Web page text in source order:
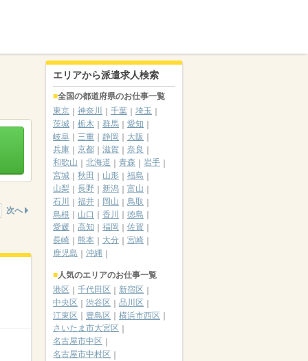
次へ
エリアから派遣求人検索
全国の都道府県のお仕事一覧
東京
神奈川 千葉
埼玉
茨城
栃木 群馬
愛知
岐阜
三重 静岡
大阪
兵庫
京都 滋賀
奈良
和歌山
北海道 青森
岩手
宮城
秋田 山形
福島
山梨
長野 新潟
富山
石川
福井 岡山
鳥取
島根
山口 香川
徳島
愛媛
高知 福岡
佐賀
長崎
熊本 大分
宮崎
鹿児島
沖縄
人気のエリアのお仕事一覧
港区
千代田区
新宿区
中央区
渋谷区
品川区
江東区
豊島区
横浜市西区
さいたま市大宮区
名古屋市中区
名古屋市中村区